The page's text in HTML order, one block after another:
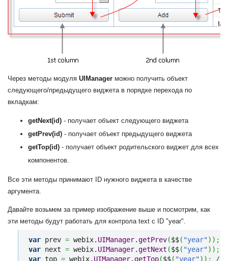
Через методы модуля UIManager можно получить объект
следующего/предыдущего виджета в порядке перехода по
вкладкам:
getNext(id) - получает объект следующего виджета
getPrev(id) - получает объект предыдущего виджета
getTop(id) - получает объект родительского виджет для всех
компонентов.
Все эти методы принимают ID нужного виджета в качестве
аргумента.
Давайте возьмем за пример изображение выше и посмотрим, как
эти методы будут работать для контрола text с ID "year".
var prev = webix. UIManager.getPrev($$( "year") ) ;
var next = webix. UIManager.getNext ($$( "year") ) ;
var top = webix. UIManager.getTop($$( "year") ) ; //